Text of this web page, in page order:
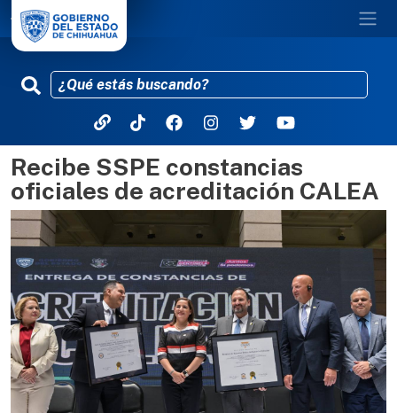
Pasar al contenido principal
Recibe SSPE constancias
oficiales de acreditación CALEA